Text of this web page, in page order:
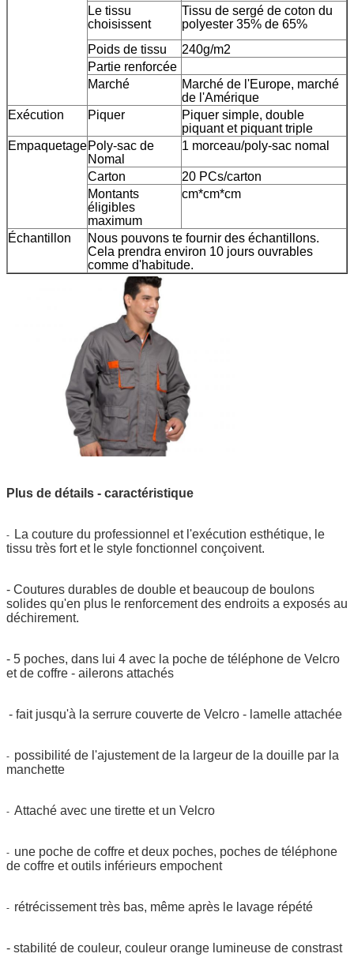
Le tissu
choisissent
Tissu de sergé de coton du
polyester 35% de 65%
Poids de tissu
240g/m2
Partie renforcée
Marché
Marché de l'Europe, marché
de l'Amérique
Exécution
Piquer
Piquer simple, double
piquant et piquant triple
EmpaquetagePoly-sac de
Nomal
1 morceau/poly-sac nomal
Carton
20 PCs/carton
Montants
éligibles
maximum
cm*cm*cm
Échantillon
Nous pouvons te fournir des échantillons.
Cela prendra environ 10 jours ouvrables
comme d'habitude.
Plus de détails - caractéristique
-
La couture du professionnel et l'exécution esthétique, le
tissu très fort et le style fonctionnel conçoivent.
- Coutures durables de double et beaucoup de boulons
solides qu'en plus le renforcement des endroits a exposés au
déchirement.
- 5 poches, dans lui 4 avec la poche de téléphone de Velcro
et de coffre - ailerons attachés
- fait jusqu'à la serrure couverte de Velcro - lamelle attachée
- possibilité de l'ajustement de la largeur de la douille par la
manchette
- Attaché avec une tirette et un Velcro
- une poche de coffre et deux poches, poches de téléphone
de coffre et outils inférieurs empochent
- rétrécissement très bas, même après le lavage répété
- stabilité de couleur, couleur orange lumineuse de constrast